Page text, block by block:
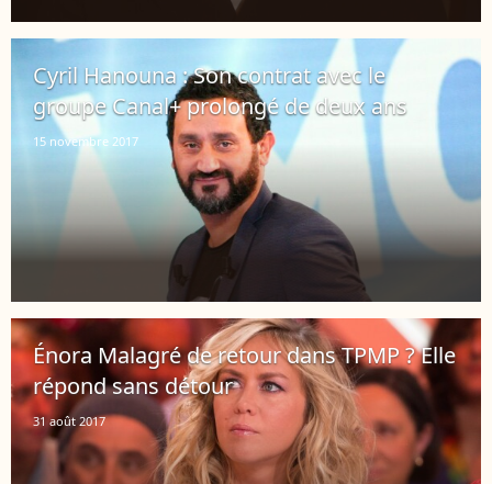
Cyril Hanouna : Son contrat avec le
groupe Canal+ prolongé de deux ans
15 novembre 2017
Énora Malagré de retour dans TPMP ? Elle
répond sans détour
31 août 2017